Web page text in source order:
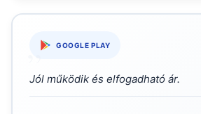
GOOGLE PLAY
„
Jól működik és elfogadható ár.